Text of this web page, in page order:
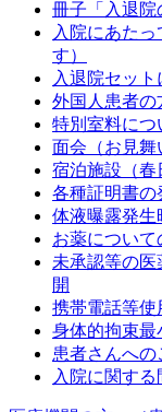
冊子「入退院
入院にあた
す）
入退院セット
外国人患者の
特別室料につ
面会（お見舞
宿泊施設（春
各種証明書の
体液曝露発生
お薬について
未承認等の医
開
携帯電話等使
身体的拘束最
患者さんへの
入院に関す